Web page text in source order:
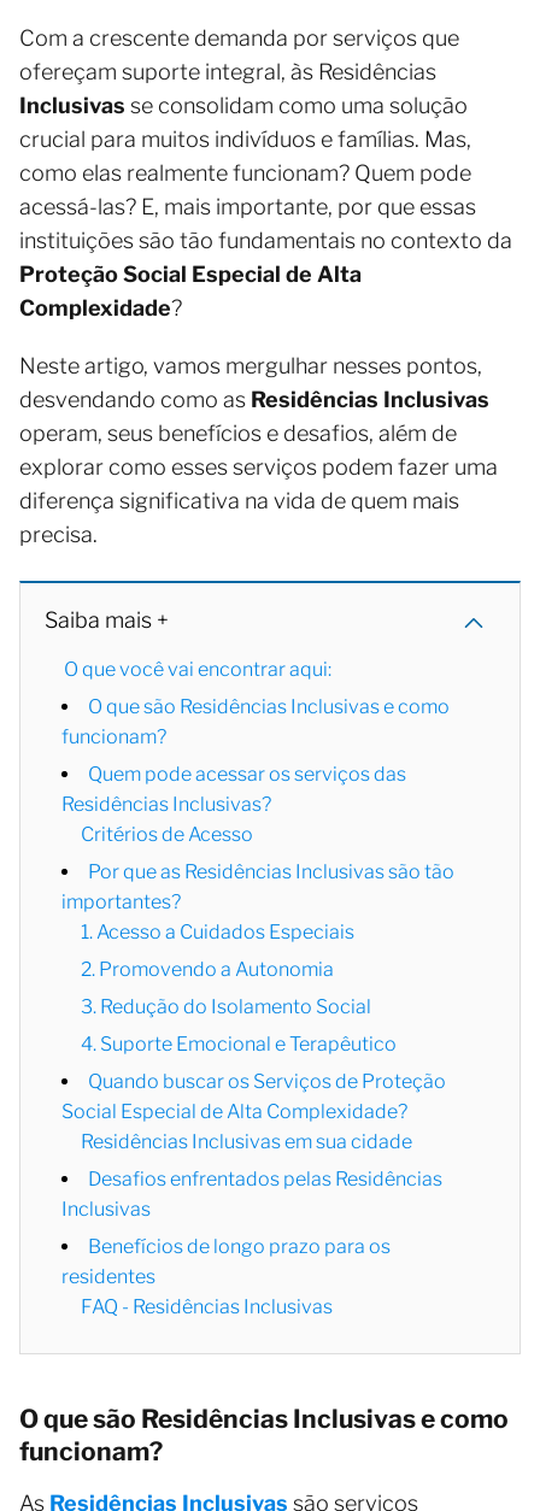
Com a crescente demanda por serviços que
ofereçam suporte integral, às Residências
Inclusivas se consolidam como uma solução
crucial para muitos indivíduos e famílias. Mas,
como elas realmente funcionam? Quem pode
acessá-las? E, mais importante, por que essas
instituições são tão fundamentais no contexto da
Proteção Social Especial de Alta
Complexidade?
Neste artigo, vamos mergulhar nesses pontos,
desvendando como as Residências Inclusivas
operam, seus benefícios e desafios, além de
explorar como esses serviços podem fazer uma
diferença significativa na vida de quem mais
precisa.
Saiba mais +
O que você vai encontrar aqui:
O que são Residências Inclusivas e como
funcionam?
Quem pode acessar os serviços das
Residências Inclusivas?
Critérios de Acesso
Por que as Residências Inclusivas são tão
importantes?
1. Acesso a Cuidados Especiais
2. Promovendo a Autonomia
3. Redução do Isolamento Social
4. Suporte Emocional e Terapêutico
Quando buscar os Serviços de Proteção
Social Especial de Alta Complexidade?
Residências Inclusivas em sua cidade
Desafios enfrentados pelas Residências
Inclusivas
Benefícios de longo prazo para os
residentes
FAQ - Residências Inclusivas
O que são Residências Inclusivas e como
funcionam?
As Residências Inclusivas são serviços